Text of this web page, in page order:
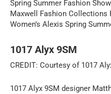
Spring Summer Fashion
Maxwell Fashion Collections
Women’s Alexis Spring
1017 Alyx 9SM
CREDIT: Courtesy of 1017
1017 Alyx 9SM designer